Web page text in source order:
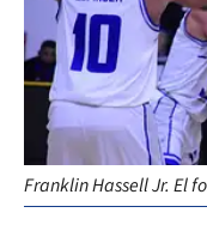
Franklin Hassell Jr. El